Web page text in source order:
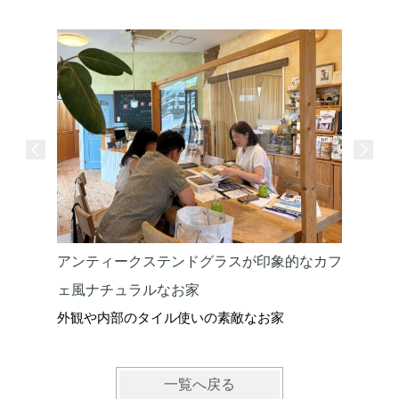
アンティークステンドグラスが印象的なカフ
ェ風ナチュラルなお家
外観や内部のタイル使いの素敵なお家
一覧へ戻る